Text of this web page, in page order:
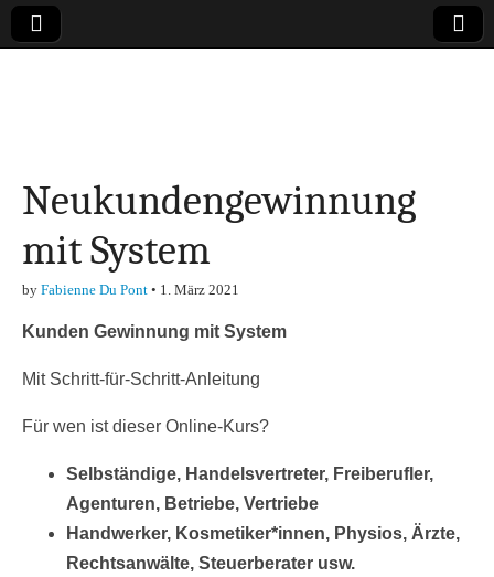
Finanzen,
Marketing-, Vertrieb-
& Investment-Tipps
Neukundengewinnung
mit System
by Fabienne Du Pont • 1. März 2021
Kunden Gewinnung mit System
Mit Schritt-für-Schritt-Anleitung
Für wen ist dieser Online-Kurs?
Selbständige, Handelsvertreter, Freiberufler,
Agenturen, Betriebe, Vertriebe
Handwerker, Kosmetiker*innen, Physios, Ärzte,
Rechtsanwälte, Steuerberater usw.